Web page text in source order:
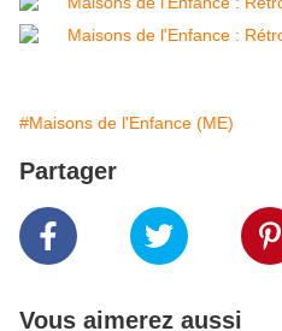
#Maisons de l'Enfance (ME)
Partager
Vous aimerez aussi